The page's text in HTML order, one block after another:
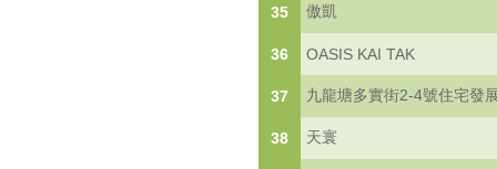
35 傲凱
36 OASIS KAI TAK
37 九龍塘多實街2-4號住宅發
38 天寰